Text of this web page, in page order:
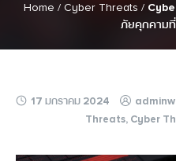
Home / Cyber Threats /
ภัยคุกคามที่
17 มกราคม 2024
Threats, Cyber